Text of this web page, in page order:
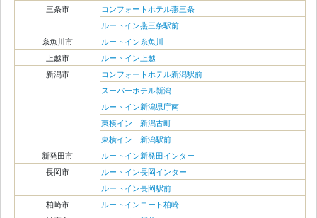
三条市
コンフォートホテル燕三条
ルートイン燕三条駅前
糸魚川市
ルートイン糸魚川
上越市
ルートイン上越
新潟市
コンフォートホテル新潟駅前
スーパーホテル新潟
ルートイン新潟県庁南
東横イン 新潟古町
東横イン 新潟駅前
新発田市
ルートイン新発田インター
長岡市
ルートイン長岡インター
ルートイン長岡駅前
柏崎市
ルートインコート柏崎